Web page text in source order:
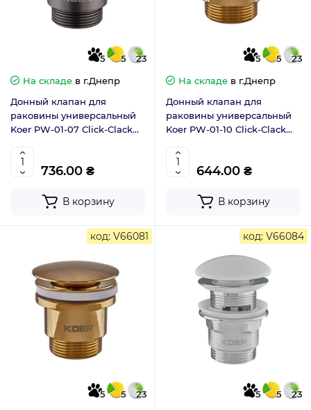
5 5
23
На складе в г.Днепр
Донный клапан для
раковины универсальный
Koer PW-01-07 Click-Clack
736.00 ₴
В корзину
5 5
23
На складе в г.Днепр
Донный клапан для
раковины универсальный
Koer PW-01-10 Click-Clack
644.00 ₴
В корзину
код: V66081
5 5
23
код: V66084
5 5
23